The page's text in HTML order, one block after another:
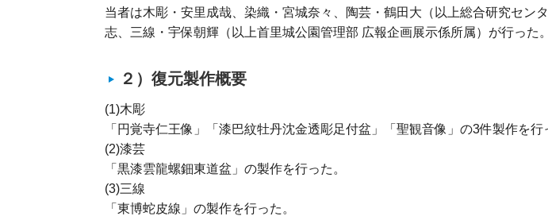
当者は木彫・安里成哉、染織・宮城奈々、陶芸・鶴田大（以上総合研究セン
志、三線・宇保朝輝（以上首里城公園管理部 広報企画展示係所属）が行った。
２）復元製作概要
(1)木彫
「円覚寺仁王像」「漆巴紋牡丹沈金透彫足付盆」「聖観音像」の3件製作を行
(2)漆芸
「黒漆雲龍螺鈿東道盆」の製作を行った。
(3)三線
「東博蛇皮線」の製作を行った。